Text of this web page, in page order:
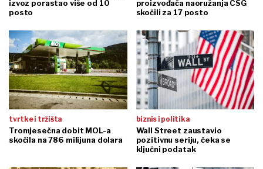
izvoz porastao više od 10
posto
proizvođača naoružanja CSG
skočili za 17 posto
tvrtke i tržišta
Tromjesečna dobit MOL-a
skočila na 786 milijuna dolara
biznis i politika
Wall Street zaustavio
pozitivnu seriju, čeka se
ključni podatak